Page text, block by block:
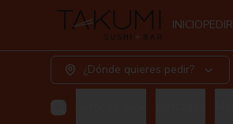
INICIOPEDIR
¿Dónde quieres pedir?